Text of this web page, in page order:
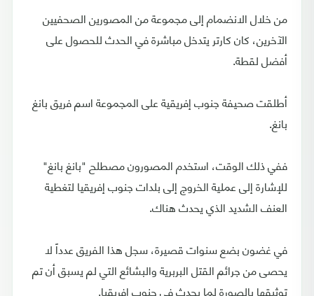
من خلال الانضمام إلى مجموعة من المصورين الصحفيين
الآخرين، كان كارتر يتدخل مباشرة في الحدث للحصول على
أفضل لقطة.
أطلقت صحيفة جنوب إفريقية على المجموعة اسم فريق بانغ
بانغ.
ففي ذلك الوقت، استخدم المصورون مصطلح "بانغ بانغ"
للإشارة إلى عملية الخروج إلى بلدات جنوب إفريقيا لتغطية
العنف الشديد الذي يحدث هناك.
في غضون بضع سنوات قصيرة، سجل هذا الفريق عدداً لا
يحصى من جرائم القتل البربرية والبشائع التي لم يسبق أن تم
توثيقها بالصورة لما يحدث في جنوب إفريقيا.